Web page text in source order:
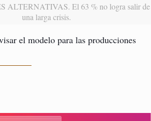
ALTERNATIVAS. El 63 % no logra salir de
una larga crisis.
el modelo para las producciones